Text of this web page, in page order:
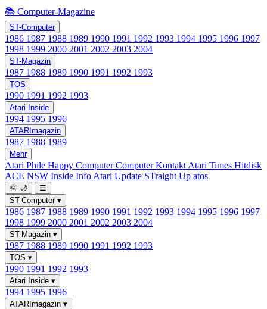
📚 Computer-Magazine
ST-Computer
1986 1987 1988 1989 1990 1991 1992 1993 1994 1995 1996 1997
1998 1999 2000 2001 2002 2003 2004
ST-Magazin
1987 1988 1989 1990 1991 1992 1993
TOS
1990 1991 1992 1993
Atari Inside
1994 1995 1996
ATARImagazin
1987 1988 1989
Mehr
Atari Phile Happy ComputerComputer Kontakt Atari Times Hitdisk
ACE NSW Inside Info Atari Update STraight Up atos
🌞 🌙
☰
ST-Computer ▾
1986 1987 1988 1989 1990 1991 1992 1993 1994 1995 1996 1997
1998 1999 2000 2001 2002 2003 2004
ST-Magazin ▾
1987 1988 1989 1990 1991 1992 1993
TOS ▾
1990 1991 1992 1993
Atari Inside ▾
1994 1995 1996
ATARImagazin ▾